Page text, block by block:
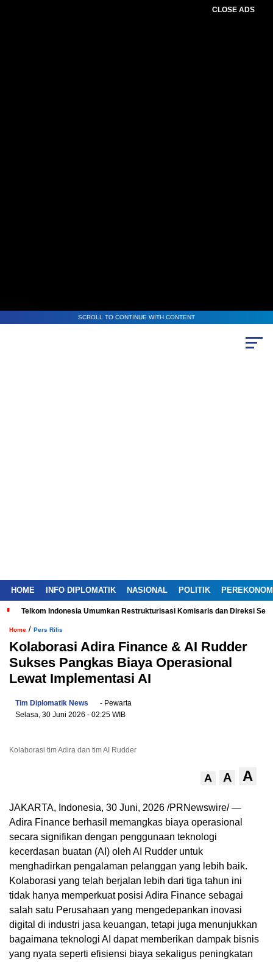
CLOSE ADS
SCROLL TO CONTINUE WITH CONTENT
HOME INFO DIPLOMATIK NASIONAL POLITIK
Telkom Indonesia Umumkan Restrukturisasi Komisaris dan Direksi
Home / Pers Rilis
Kolaborasi Adira Finance & AI Rudder
Sukses Pangkas Biaya Operasional
Lewat Implementasi AI
Tim Diplomatik News
- Pewarta
Selasa, 30 Juni 2026 - 02:25 WIB
Kolaborasi tim Adira dan tim AI Rudder
A A A
JAKARTA, Indonesia, 30 Juni, 2026 /PRNewswire/ —
Adira Finance berhasil memangkas biaya operasional
secara signifikan dengan penggunaan teknologi
kecerdasan buatan (AI) oleh AI Rudder untuk
menghadirkan pengalaman pelanggan yang lebih baik.
Kolaborasi yang telah berjalan lebih dari tiga tahun ini
tidak hanya memperkuat posisi Adira Finance sebagai
salah satu Perusahaan yang mengedepankan inovasi
digital di industri jasa keuangan, tetapi juga menunjukkan
bagaimana teknologi AI dapat memberikan dampak bisnis
yang nyata seperti efisiensi biaya sekaligus peningkatan